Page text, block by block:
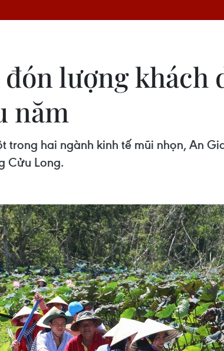
lượng khách
năm
trong hai ngành kinh tế mũi nhọn, An
Cửu Long.